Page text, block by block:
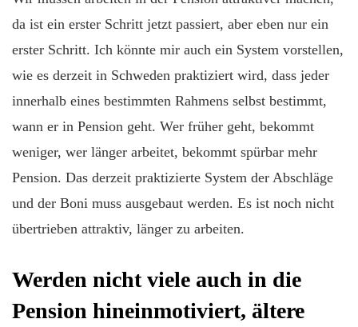
da ist ein erster Schritt jetzt passiert, aber eben nur ein
erster Schritt. Ich könnte mir auch ein System vorstellen,
wie es derzeit in Schweden praktiziert wird, dass jeder
innerhalb eines bestimmten Rahmens selbst bestimmt,
wann er in Pension geht. Wer früher geht, bekommt
weniger, wer länger arbeitet, bekommt spürbar mehr
Pension. Das derzeit praktizierte System der Abschläge
und der Boni muss ausgebaut werden. Es ist noch nicht
übertrieben attraktiv, länger zu arbeiten.
Werden nicht viele auch in die
Pension hineinmotiviert, ältere